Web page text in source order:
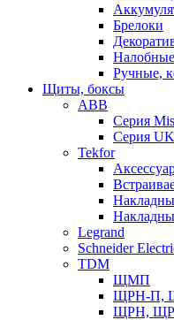
Брелоки
Налобные
Ручные,
Щиты, боксы
ABB
Серия
Серия
Tekfor
Legrand
Schneider
TDM
ЩМП
ЩРН-П,
ЩРН,